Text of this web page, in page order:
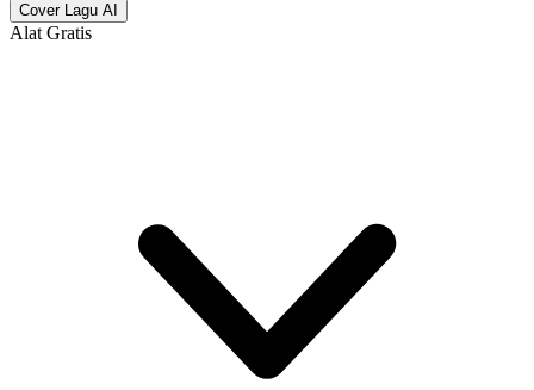
Cover Lagu AI
Alat Gratis